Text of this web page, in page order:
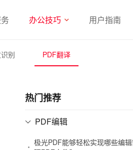
办公技巧 用户指南
别 PDF翻译
热门推荐
PDF编辑
极光PDF能够轻松实现哪些编